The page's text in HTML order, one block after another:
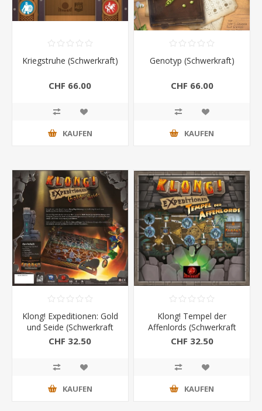
Kriegstruhe (Schwerkraft)
CHF 66.00
KAUFEN
Genotyp (Schwerkraft)
CHF 66.00
KAUFEN
Klong! Expeditionen: Gold
und Seide (Schwerkraft
Verlag)
CHF 32.50
KAUFEN
Klong! Tempel der
Affenlords (Schwerkraft
Verlag)
CHF 32.50
KAUFEN